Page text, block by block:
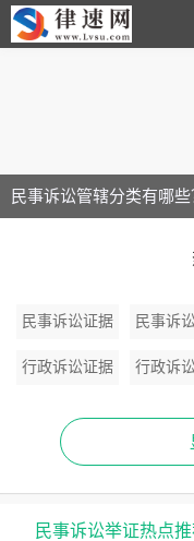
民事诉讼证据 民事诉
行政诉讼证据 行政诉
民事诉讼举证热点